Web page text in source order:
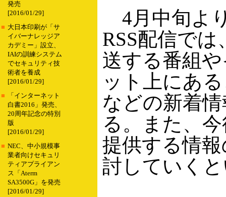
発売
[2016/01/29]
■ 大日本印刷が「サ
イバーナレッジア
カデミー」設立、
IAIの訓練システム
でセキュリティ技
術者を養成
[2016/01/29]
■
「インターネット
白書2016」発売、
20周年記念の特別
版
[2016/01/29]
■ NEC、中小規模事
業者向けセキュリ
ティアプライアン
ス「Aterm
SA3500G」を発売
[2016/01/29]
4月中旬よ
RSS配信で
送する番組
ット上にあ
などの新着
る。また、
提供する情
討していく